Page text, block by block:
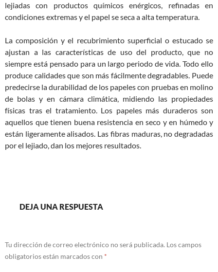
lejiadas con productos químicos enérgicos, refinadas en
condiciones extremas y el papel se seca a alta temperatura.
La composición y el recubrimiento superficial o estucado se
ajustan a las características de uso del producto, que no
siempre está pensado para un largo periodo de vida. Todo ello
produce calidades que son más fácilmente degradables. Puede
predecirse la durabilidad de los papeles con pruebas en molino
de bolas y en cámara climática, midiendo las propiedades
físicas tras el tratamiento. Los papeles más duraderos son
aquellos que tienen buena resistencia en seco y en húmedo y
están ligeramente alisados. Las fibras maduras, no degradadas
por el lejiado, dan los mejores resultados.
DEJA UNA RESPUESTA
Tu dirección de correo electrónico no será publicada. Los campos
obligatorios están marcados con *